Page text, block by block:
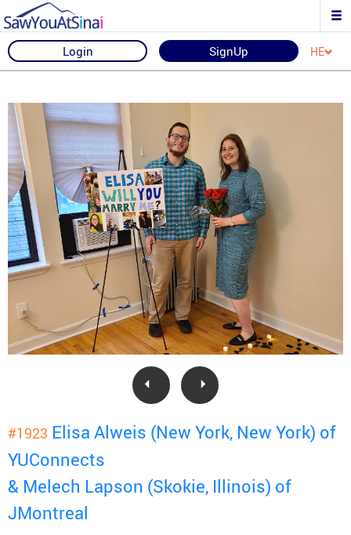
Login SignUp HE
#1923 Elisa Alweis (New York, New York) of
YUConnects
& Melech Lapson (Skokie, Illinois) of
JMontreal